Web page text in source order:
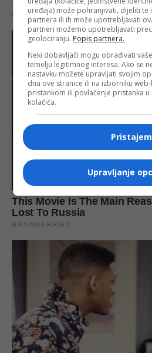
uređaja) može pohranjivati, dijeliti te
partnera ili ih može upotrebljavati
partneri možemo upotrebljavati
geolociranju. Popis partnera.
Neki dobavljači mogu obrađivati
temelju legitimnog interesa. Ako se
nastavku možete upravljati svojim
dnu ove stranice ili na izborniku
pristankom ili povlačenje pristanka
kolačića.
Pristajem
Upravljanje